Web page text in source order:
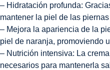
– Hidratación profunda:
mantener la piel de las
– Mejora la apariencia de la
piel de naranja, promoviendo
– Nutrición intensiva: La
necesarios para mantenerla